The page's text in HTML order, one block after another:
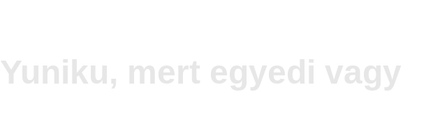
Yuniku, mert egyedi vagy